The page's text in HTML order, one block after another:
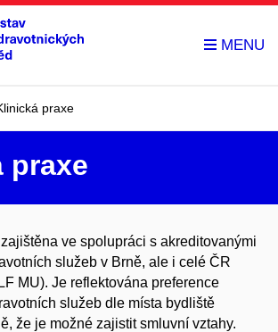
praxe
praxe
ve spolupráci s akreditovanými
služeb v Brně, ale i celé ČR
MU). Je reflektována preference
služeb dle místa bydliště
že je možné zajistit smluvní vztahy.